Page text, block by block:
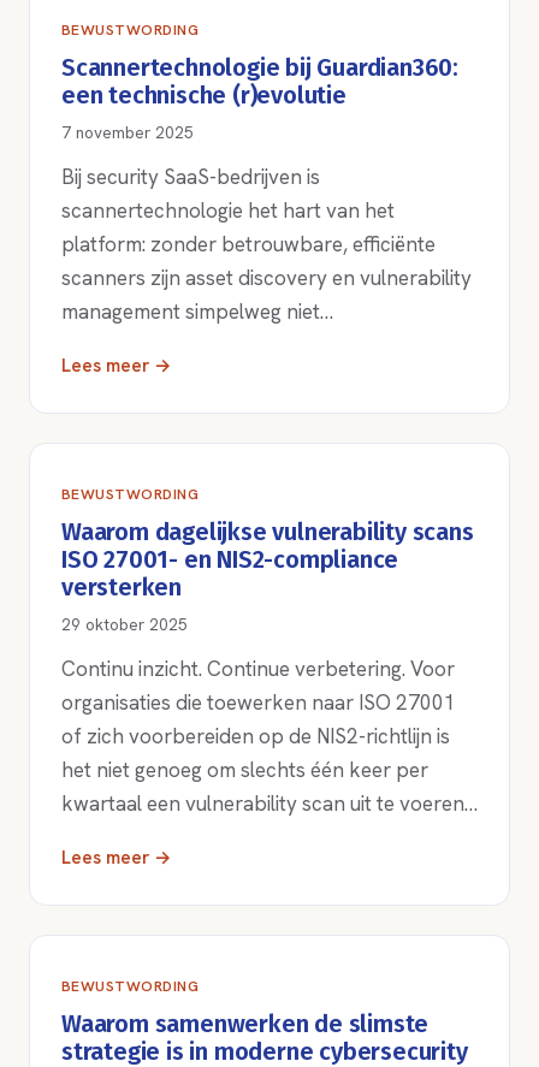
BEWUSTWORDING
Scannertechnologie bij Guardian360:
een technische (r)evolutie
7 november 2025
Bij security SaaS-bedrijven is
scannertechnologie het hart van het
platform: zonder betrouwbare, efficiënte
scanners zijn asset discovery en vulnerability
management simpelweg niet…
Lees meer →
BEWUSTWORDING
Waarom dagelijkse vulnerability scans
ISO 27001- en NIS2-compliance
versterken
29 oktober 2025
Continu inzicht. Continue verbetering. Voor
organisaties die toewerken naar ISO 27001
of zich voorbereiden op de NIS2-richtlijn is
het niet genoeg om slechts één keer per
kwartaal een vulnerability scan uit te voeren…
Lees meer →
BEWUSTWORDING
Waarom samenwerken de slimste
strategie is in moderne cybersecurity